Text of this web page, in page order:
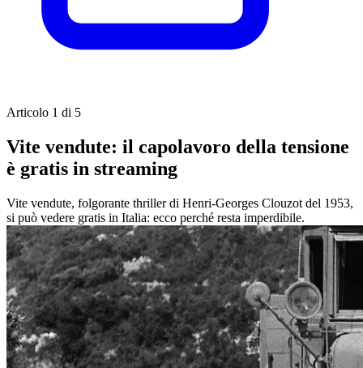
Articolo 1 di 5
Vite vendute: il capolavoro della tensione
è gratis in streaming
Vite vendute, folgorante thriller di Henri-Georges Clouzot del 1953,
si può vedere gratis in Italia: ecco perché resta imperdibile.